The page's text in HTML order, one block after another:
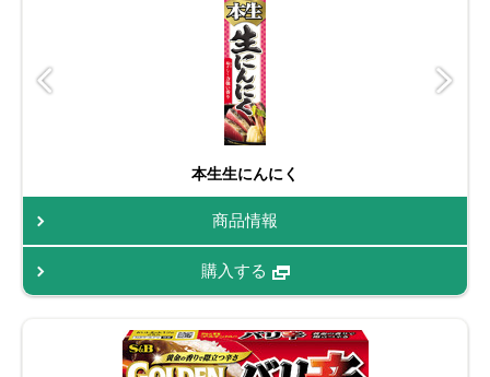
本生生にんにく
商品情報
購入する